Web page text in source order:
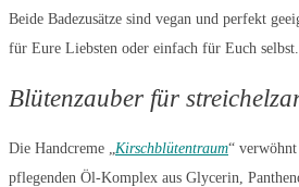
Beide Badezusätze sind vegan und perfekt
für Eure Liebsten oder einfach für Euch selbst.
Blütenzauber für
Die Handcreme „ Kirschblütentraum“
pflegenden Öl-Komplex aus Glycerin,